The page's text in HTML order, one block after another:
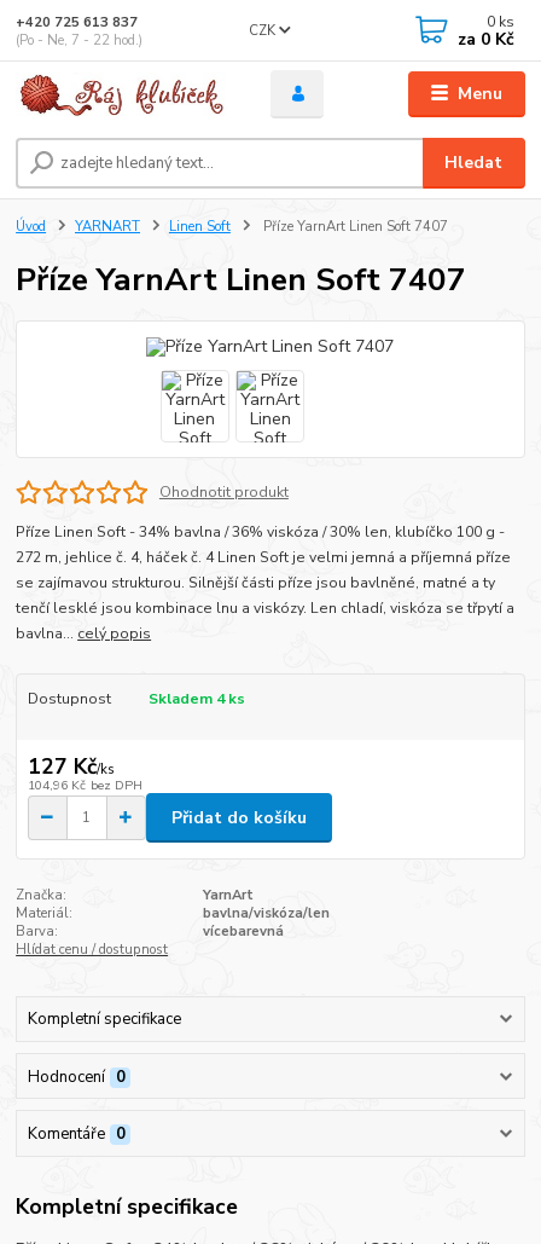
Menu
CZK
Hledat
+420 725 613 837
(Po - Ne, 7 - 22 hod.)
0 ks
za 0 Kč
Úvod YARNART Linen Soft Příze YarnArt Linen Soft 7407
Příze YarnArt Linen Soft 7407
Ohodnotit produkt
Příze Linen Soft - 34% bavlna / 36% viskóza / 30% len, klubíčko 100 g -
272 m, jehlice č. 4, háček č. 4 Linen Soft je velmi jemná a příjemná příze
se zajímavou strukturou. Silnější části příze jsou bavlněné, matné a ty
tenčí lesklé jsou kombinace lnu a viskózy. Len chladí, viskóza se třpytí a
bavlna... celý popis
Dostupnost Skladem 4 ks
127 Kč/ks
104,96 Kč bez DPH
Přidat do košíku
Značka:
YarnArt
Materiál:
bavlna/viskóza/len
Barva:
vícebarevná
Hlídat cenu / dostupnost
Kompletní specifikace
Hodnocení 0
Komentáře 0
Kompletní specifikace